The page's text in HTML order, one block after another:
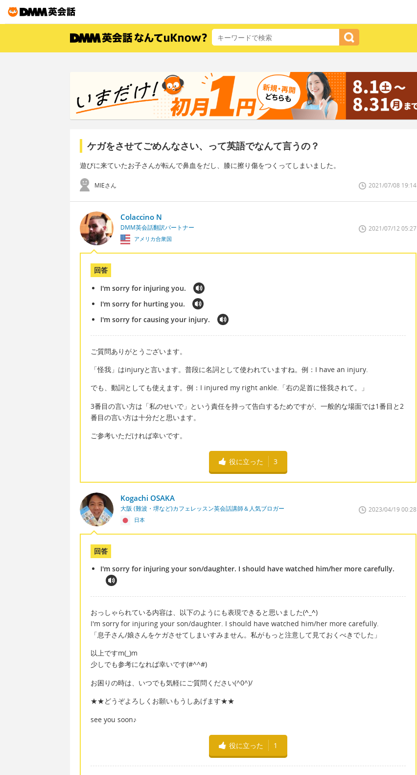
ケガをさせてごめんなさい、って英語でなんて言うの？
遊びに来ていたお子さんが転んで鼻血をだし、膝に擦り傷をつくってしまいました。
MIEさん 2021/07/08 19:14
Colaccino N
DMM英会話翻訳パートナー
アメリカ合衆国
2021/07/12 05:27
回答
I'm sorry for injuring you.
I'm sorry for hurting you.
I'm sorry for causing your injury.
ご質問ありがとうございます。
「怪我」はinjuryと言います。普段に名詞として使われていますね。例：I have an injury.
でも、動詞としても使えます。例：I injured my right ankle.「右の足首に怪我されて。」
3番目の言い方は「私のせいで」という責任を持って告白するためですが、一般的な場面では1番目と2
番目の言い方は十分だと思います。
ご参考いただければ幸いです。
役に立った 3
Kogachi OSAKA
大阪 (難波・堺など)カフェレッスン英会話講師＆人気ブロガー
日本
2023/04/19 00:28
回答
I'm sorry for injuring your son/daughter. I should have watched him/her more carefully.
おっしゃられている内容は、以下のようにも表現できると思いました(^_^)
I'm sorry for injuring your son/daughter. I should have watched him/her more carefully.
「息子さん/娘さんをケガさせてしまいすみません。私がもっと注意して見ておくべきでした」
以上ですm(_)m
少しでも参考になれば幸いです(#^^#)
お困りの時は、いつでも気軽にご質問ください(^0^)/
★★どうぞよろしくお願いもうしあげます★★
see you soon♪
役に立った 1